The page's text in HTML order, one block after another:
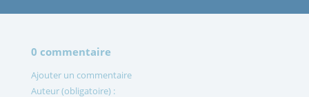
0 commentaire
Ajouter un commentaire
Auteur (obligatoire) :